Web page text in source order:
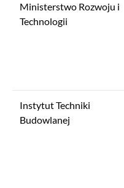
Ministerstwo Rozwoju i
Technologii
Instytut Techniki
Budowlanej